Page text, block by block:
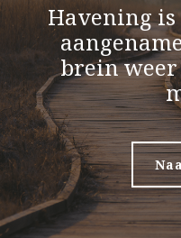
Havening is
brein